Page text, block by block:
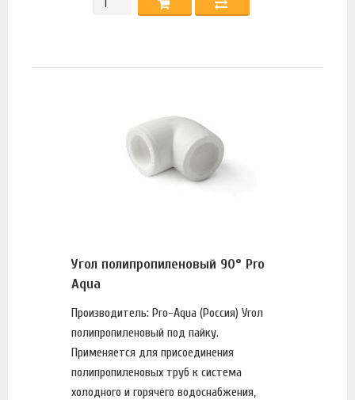
Угол полипропиленовый 90° Pro
Aqua
Производитель: Pro-Aqua (Россия) Угол
полипропиленовый под пайку.
Применяется для присоединения
полипропиленовых труб к система
холодного и горячего водоснабжения,